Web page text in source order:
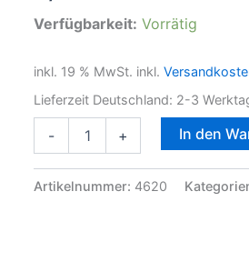
Verfügbarkeit: Vorrätig
inkl. 19 % MwSt. inkl.
Lieferzeit Deutschland: 2-3
-
PETRONAS
Ölwechselanhänger
+ In den
Artikelnummer: 4620